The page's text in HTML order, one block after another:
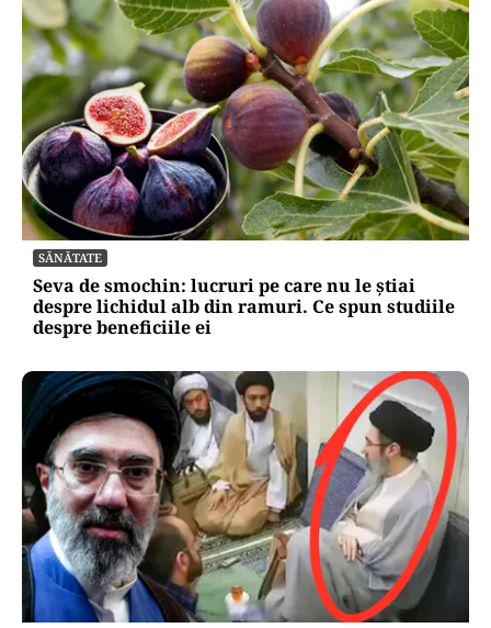
SĂNĂTATE
Seva de smochin: lucruri pe care nu le știai
despre lichidul alb din ramuri. Ce spun studiile
despre beneficiile ei